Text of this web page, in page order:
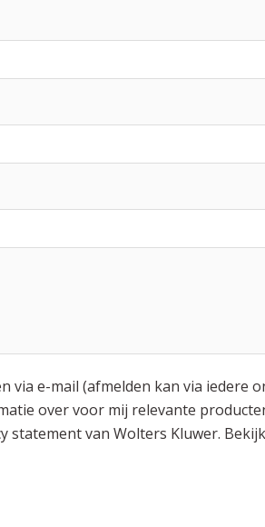
via e-mail (afmelden kan via iedere
over voor mij relevante
statement van Wolters Kluwer.